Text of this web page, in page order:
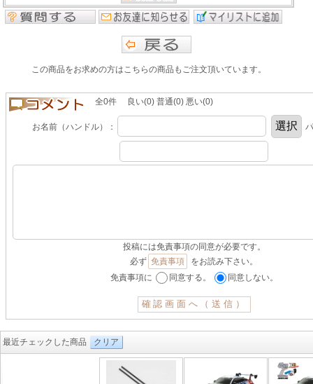
この商品をお求めの方はこちらの商品もご注文頂いています。
全0件 良い(0) 普通(0) 悪い(0)
お名前（ハンドル）：
投稿には免責事項の同意が必要です。
必ず 免責事項
をお読み下さい。
免責事項に
同意する。 同意しない。
最近チェックした商品 クリア